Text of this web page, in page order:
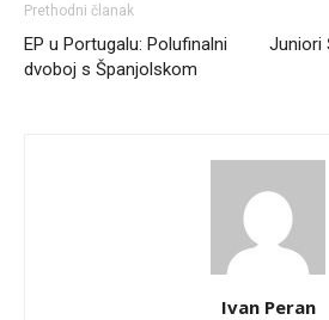
Prethodni članak
EP u Portugalu: Polufinalni
dvoboj s Španjolskom
Juniori
Ivan Peran